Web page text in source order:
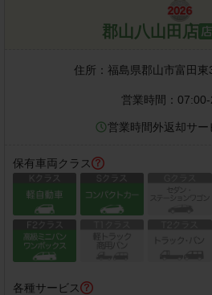
郡山八山田店
住所： 福島県郡山市富田東
営業時間：
営業時間外返却サー
保有車両クラス
各種サービス